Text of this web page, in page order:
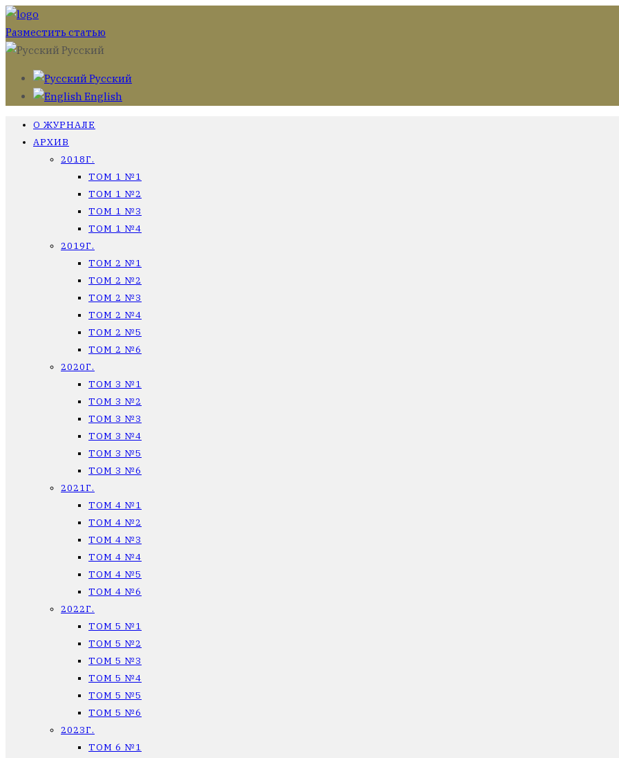
Разместить статью
Русский
Русский
English
О ЖУРНАЛЕ
АРХИВ
2018Г.
ТОМ 1 №1
ТОМ 1 №2
ТОМ 1 №3
ТОМ 1 №4
2019Г.
ТОМ 2 №1
ТОМ 2 №2
ТОМ 2 №3
ТОМ 2 №4
ТОМ 2 №5
ТОМ 2 №6
2020Г.
ТОМ 3 №1
ТОМ 3 №2
ТОМ 3 №3
ТОМ 3 №4
ТОМ 3 №5
ТОМ 3 №6
2021Г.
ТОМ 4 №1
ТОМ 4 №2
ТОМ 4 №3
ТОМ 4 №4
ТОМ 4 №5
ТОМ 4 №6
2022Г.
ТОМ 5 №1
ТОМ 5 №2
ТОМ 5 №3
ТОМ 5 №4
ТОМ 5 №5
ТОМ 5 №6
2023Г.
ТОМ 6 №1